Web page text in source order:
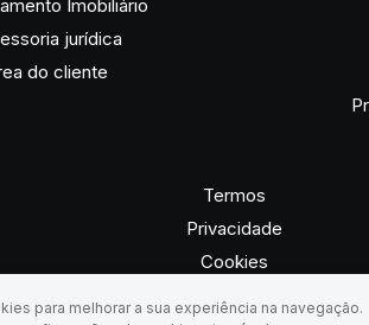
para melhorar a sua experiência na navegação.
Curitiba, Paraná, Brasil
Imobiliário
jurídica
do cliente
Termos
Privacidade
Cookies